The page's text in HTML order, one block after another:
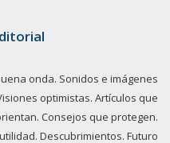
onda. Sonidos e imágenes
optimistas. Artículos que
Consejos que protegen.
Descubrimientos. Futuro